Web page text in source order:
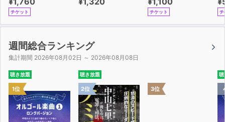
チケット チケット チ
週間総合ランキング
集計期間 2026年08月02日 ～ 2026年08月08日
聴き放題
1位
聴き放題
2位 3位
聴